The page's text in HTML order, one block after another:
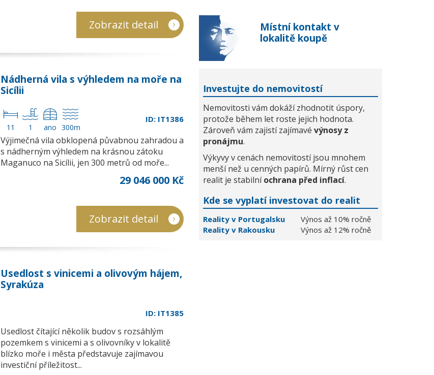
Zobrazit detail
Nádherná vila s výhledem na moře na
Sicílii
11 1 ano 300m
ID: IT1386
Výjimečná vila obklopená půvabnou zahradou a
s nádherným výhledem na krásnou zátoku
Maganuco na Sicílii, jen 300 metrů od moře...
29 046 000 Kč
Zobrazit detail
Usedlost s vinicemi a olivovým hájem,
Syrakúza
ID: IT1385
Usedlost čítající několik budov s rozsáhlým
pozemkem s vinicemi a s olivovníky v lokalitě
blízko moře i města představuje zajímavou
investiční příležitost...
Místní kontakt v
lokalitě koupě
Investujte do nemovitostí
Nemovitosti vám dokáží zhodnotit úspory,
protože během let roste jejich hodnota.
Zároveň vám zajistí zajímavé výnosy z
pronájmu.
Výkyvy v cenách nemovitostí jsou mnohem
menší než u cenných papírů. Mírný růst cen
realit je stabilníochrana před inflací.
Kde se vyplatí investovat do realit
Reality v Portugalsku
Výnos až 10% ročně
Reality v Rakousku
Výnos až 12% ročně